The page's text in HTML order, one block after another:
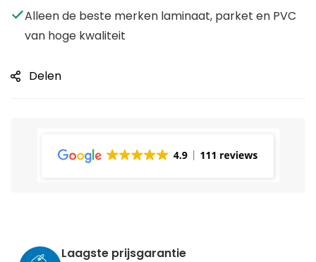
Alleen de beste merken laminaat, parket en PVC
van hoge kwaliteit
Delen
Laagste prijsgarantie